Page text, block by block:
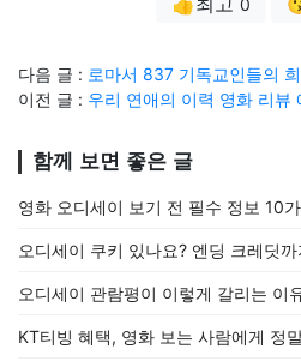
0
다음 글 : 로마서 837 기독교인들의
이전 글 : 우리 연애의 이력 영화 리뷰
함께 보면 좋은 글
영화 오디세이 보기 전 필수 정보 10
오디세이 쿠키 있나요? 엔딩 크레딧
오디세이 관람평이 이렇게 갈리는 이
KT티빙 혜택, 영화 보는 사람에게 정